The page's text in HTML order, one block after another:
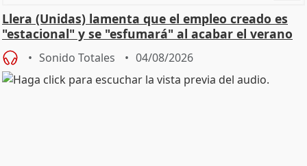
Llera (Unidas) lamenta que el empleo creado es
"estacional" y se "esfumará" al acabar el verano
Sonido Totales 04/08/2026